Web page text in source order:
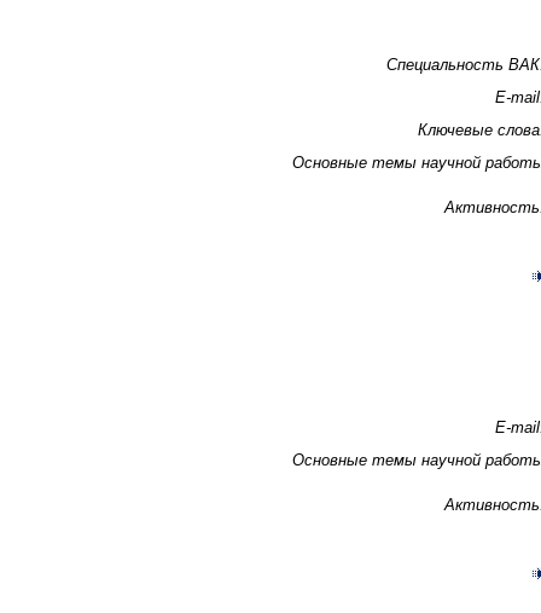
Специальность
E-
Ключевые
Основные темы научной
E-
Основные темы научной